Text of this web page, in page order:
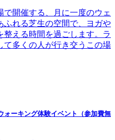
開催する、月に一度のウェ
ふれる芝生の空間で、ヨガや
整える時間を過ごします。ラ
て多くの人が行き交うこの場
ォーキング体験イベント（参加費無